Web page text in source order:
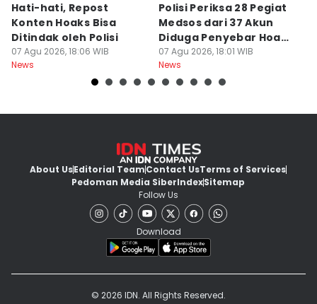
Hati-hati, Repost
Konten Hoaks Bisa
Ditindak oleh Polisi
07 Agu 2026, 18:06 WIB
News
Polisi Periksa 28 Pegiat
Medsos dari 37 Akun
Diduga Penyebar Hoaks
Agustus
07 Agu 2026, 18:01 WIB
News
About UsEditorial TeamContact UsTerms of Services
Pedoman Media SiberIndexSitemap
Follow Us
Download
© 2026 IDN. All Rights Reserved.